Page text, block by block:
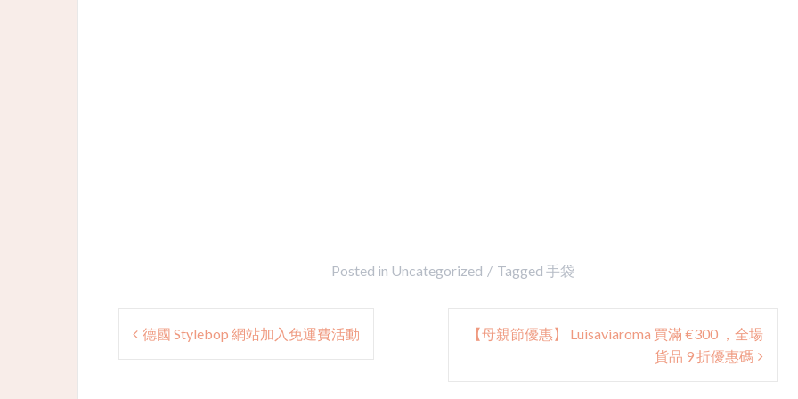
Posted in Uncategorized Tagged 手袋
Post
navigation
德國 Stylebop 網站加入免運費活動
【母親節優惠】 Luisaviaroma 買滿 €300 ，全場
貨品 9 折優惠碼